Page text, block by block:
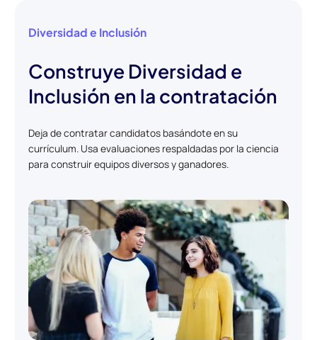
Diversidad e Inclusión
Construye Diversidad e
Inclusión en la contratación
Deja de contratar candidatos basándote en su
currículum. Usa evaluaciones respaldadas por la ciencia
para construir equipos diversos y ganadores.